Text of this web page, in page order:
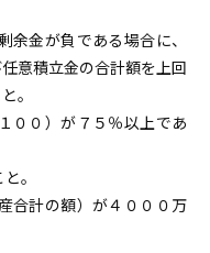
余金が負である場合に、
意積立金の合計額を上回
。
００）が７５％以上であ
。
合計の額）が４０００万